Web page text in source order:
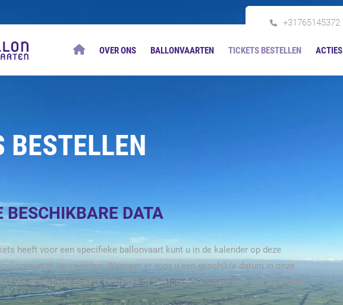
OVER ONS BALLONVAARTEN TICKETS BESTELLEN ACTIES
+31765145372
BESTELLEN
BESCHIKBARE DATA
heeft voor een specifieke ballonvaart kunt u in de kalender op deze
terugvinden. Wanneer er voor u een geschikte datum in onze
via de website tickets bestellen of telefonisch contact met ons opnemen